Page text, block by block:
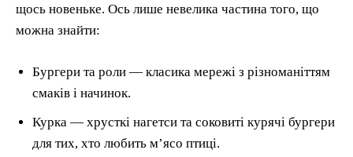
щось новеньке. Ось лише невелика частина того, що
можна знайти:
Бургери та роли — класика мережі з різноманіттям
смаків і начинок.
Курка — хрусткі нагетси та соковиті курячі бургери
для тих, хто любить м’ясо птиці.